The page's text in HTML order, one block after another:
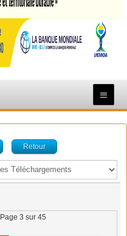
Retour
3 sur 45